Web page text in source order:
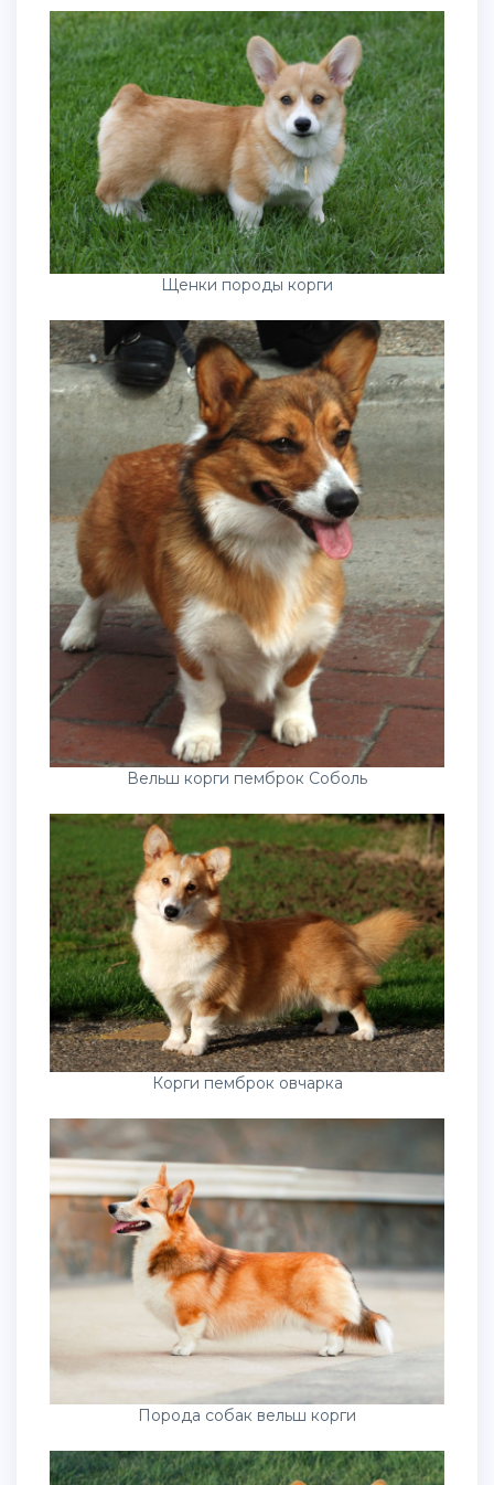
Щенки породы корги
Вельш корги пемброк Соболь
Корги пемброк овчарка
Порода собак вельш корги